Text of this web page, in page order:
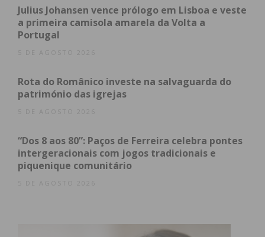
obtenha de forma regular a informação
atualizada.
Eu li e concordo com os
Julius Johansen vence prólogo em Lisboa e veste
a primeira camisola amarela da Volta a
Portugal
5 DE AGOSTO 2026
Rota do Românico investe na salvaguarda do
património das igrejas
5 DE AGOSTO 2026
“Dos 8 aos 80”: Paços de Ferreira celebra pontes
intergeracionais com jogos tradicionais e
piquenique comunitário
5 DE AGOSTO 2026